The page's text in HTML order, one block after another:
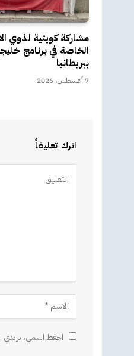
مشاركة كويتية لذوي
الخاصة في برنامج
ببريطانيا
7 أغسطس، 2026
اترك تعليقاً
احفظ اسمي، بريدي